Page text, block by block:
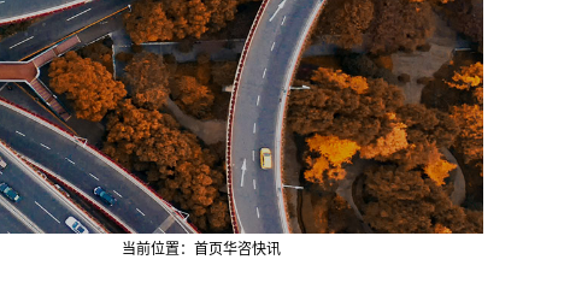
当前位置： 首页华咨快讯